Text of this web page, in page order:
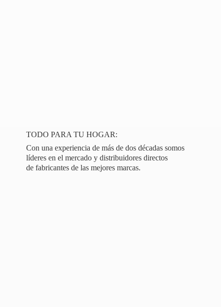
TODO PARA TU HOGAR:
Con una experiencia de más de dos décadas somos
líderes en el mercado y distribuidores directos
de fabricantes de las mejores marcas.